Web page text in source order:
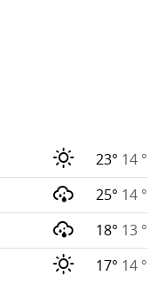
23° 14 °
25° 14 °
18° 13 °
17° 14 °